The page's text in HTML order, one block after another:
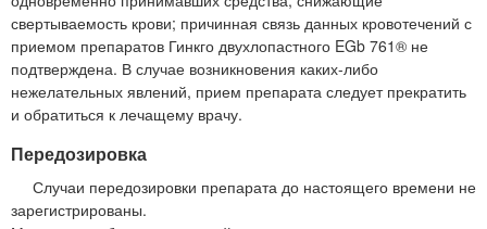
свертываемость крови; причинная связь данных кровотечений с
приемом препаратов Гинкго двухлопастного EGb 761® не
подтверждена. В случае возникновения каких-либо
нежелательных явлений, прием препарата следует прекратить
и обратиться к лечащему врачу.
Передозировка
Случаи передозировки препарата до настоящего времени не
зарегистрированы.